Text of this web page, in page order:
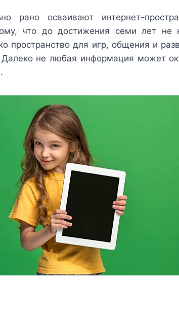
рано осваивают интернет-
что до достижения семи лет не
пространство для игр, общения и
не любая информация может